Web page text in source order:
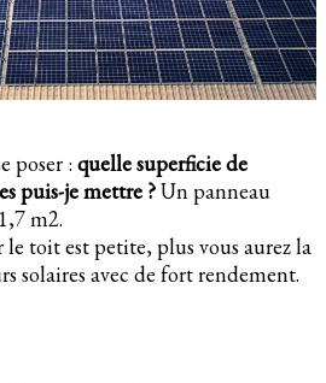
poser : quelle superficie de
puis-je mettre ?Un panneau
m2.
le toit est petite, plus vous aurez la
solaires avec de fort rendement.